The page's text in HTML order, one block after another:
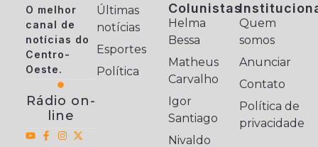
O melhor
canal de
notícias do
Centro-
Oeste.
Rádio on-
line
Últimas
notícias
Esportes
Política
Colunistas
Helma
Bessa
Matheus
Carvalho
Igor
Santiago
Nivaldo
Quem
somos
Anunciar
Contato
Política de
privacidade